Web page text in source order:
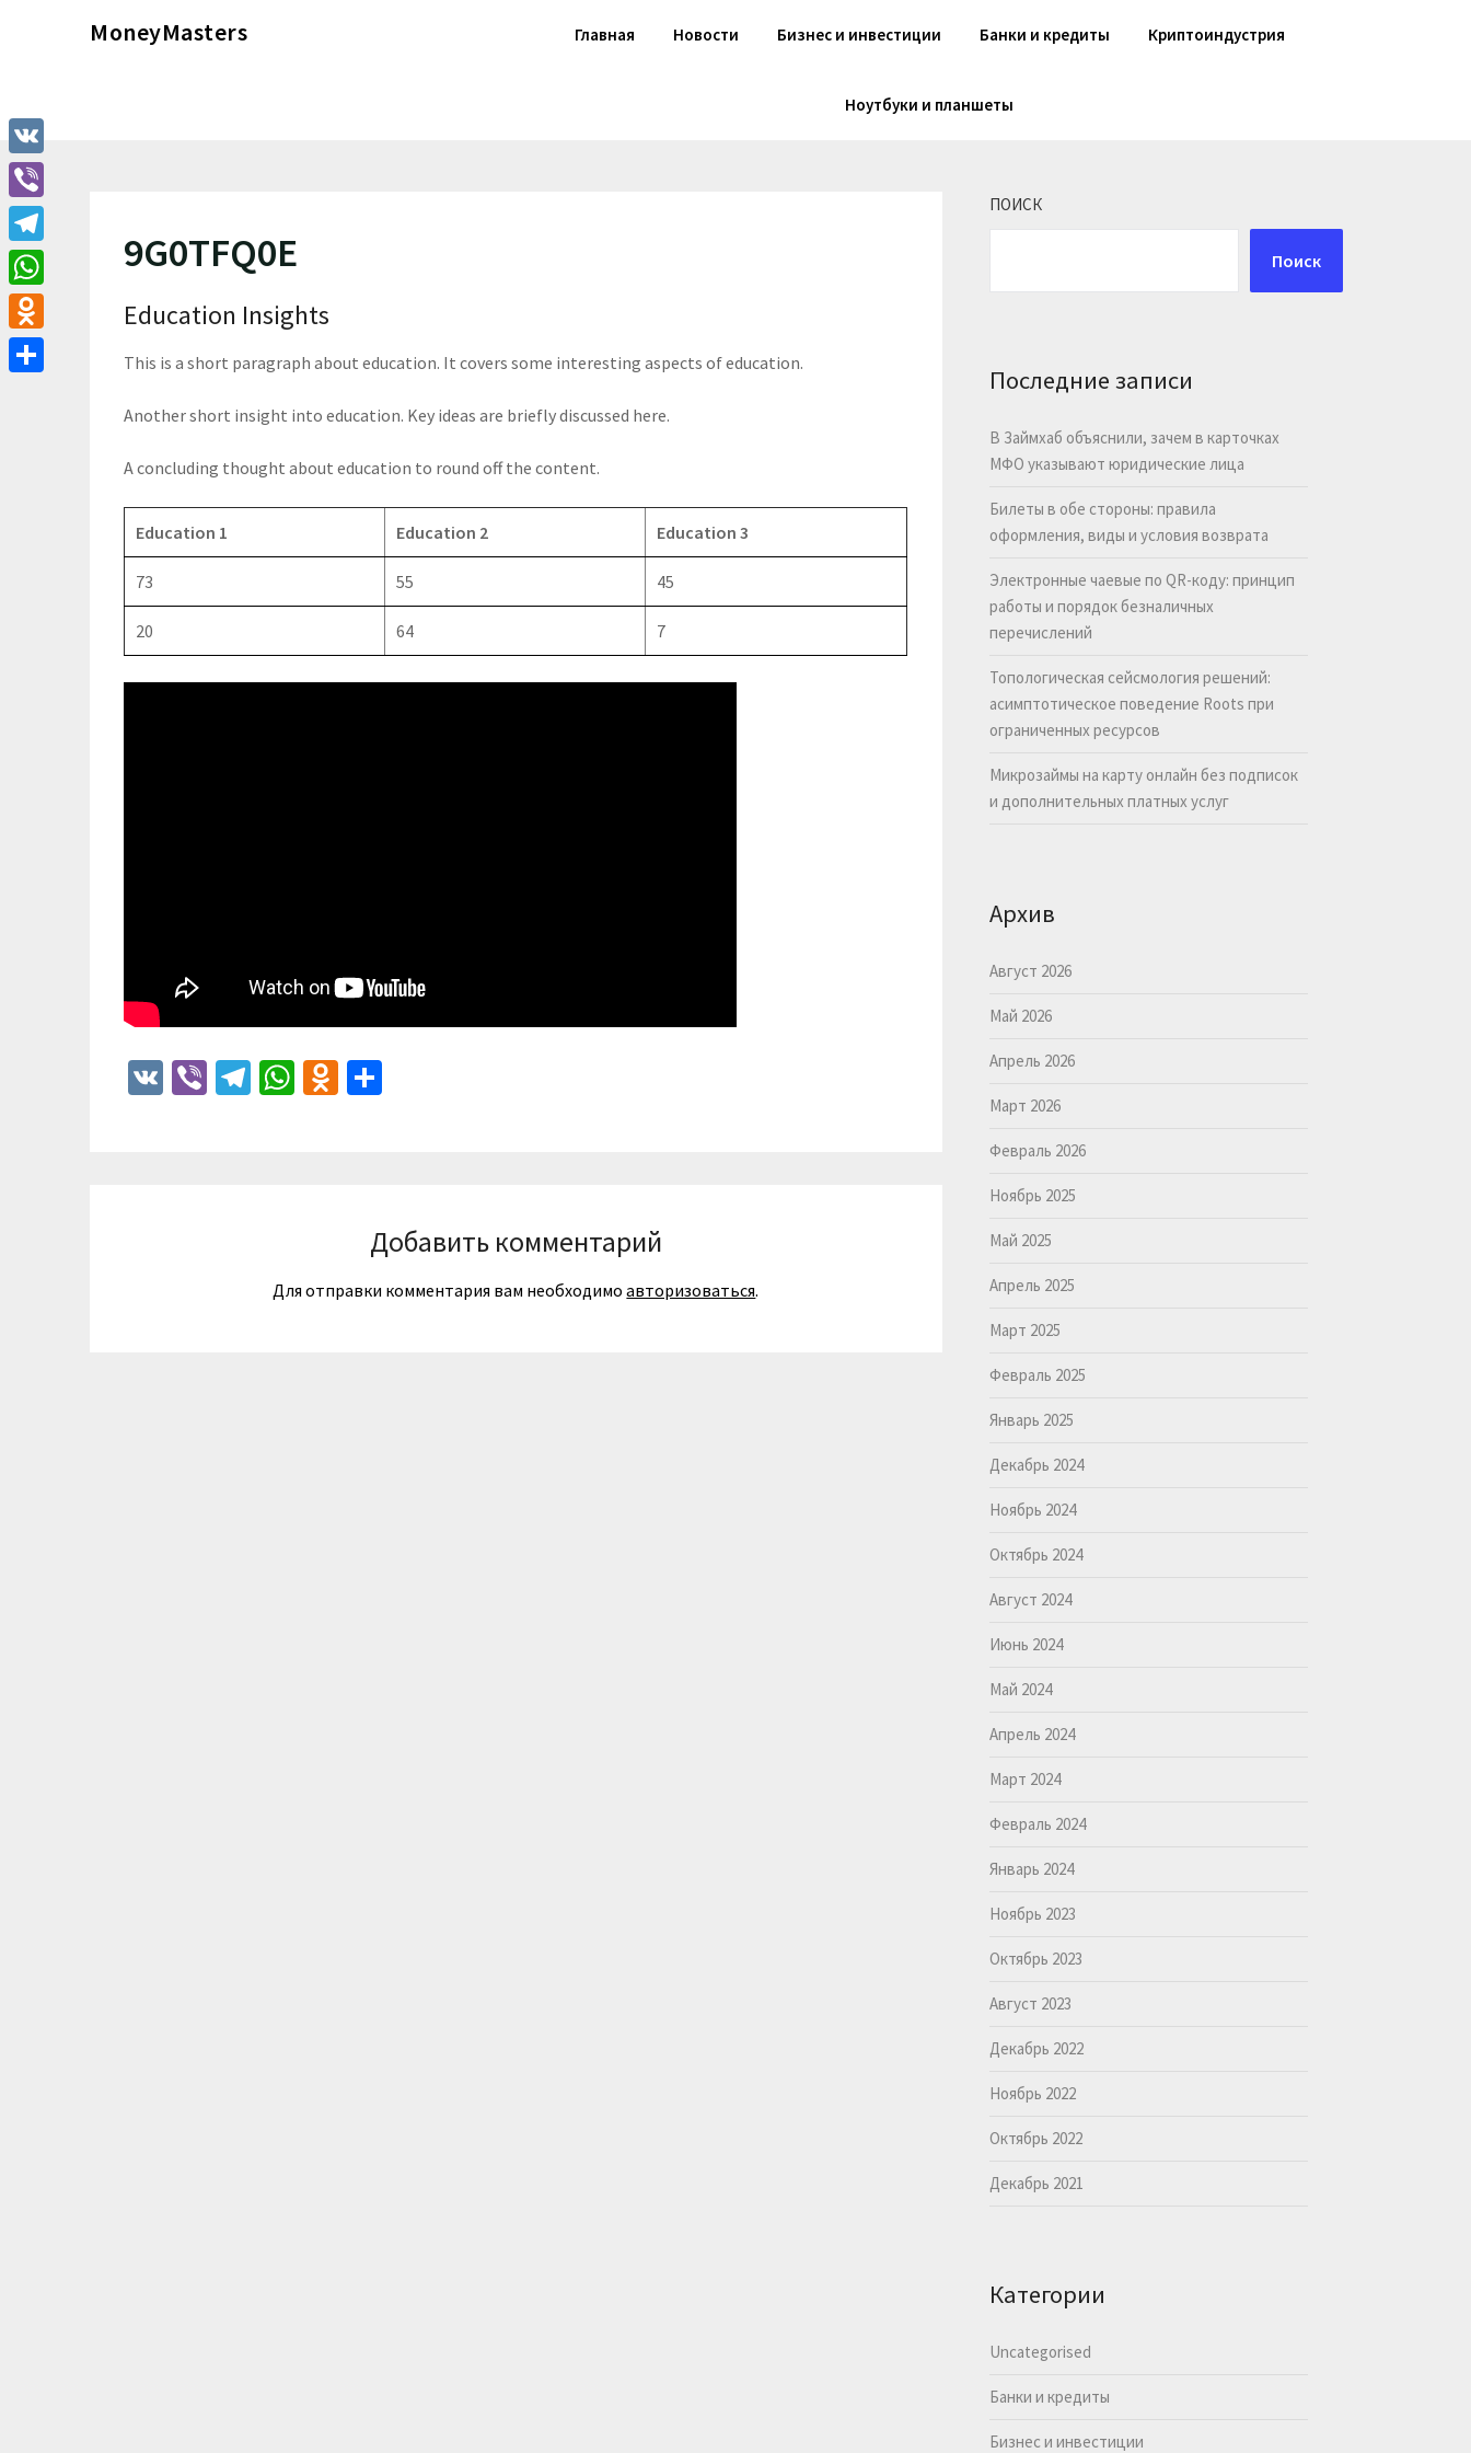
MoneyMasters Главная Новости Бизнес и инвестиции Банки и кредиты Криптоиндустрия
Ноутбуки и планшеты
9G0TFQ0E
Education Insights
This is a short paragraph about education. It covers some interesting aspects of education.
Another short insight into education. Key ideas are briefly discussed here.
A concluding thought about education to round off the content.
Education 1 Education 2 Education 3
73 55 45
20 64 7
VK ViberTelegram
WhatsApp
Odnoklassniki
Добавить комментарий
Для отправки комментария вам необходимоавторизоваться.
ПОИСК
Поиск
Последние записи
В Займхаб объяснили, зачем в карточках
МФО указывают юридические лица
Билеты в обе стороны: правила
оформления, виды и условия возврата
Электронные чаевые по QR-коду: принцип
работы и порядок безналичных
перечислений
Топологическая сейсмология решений:
асимптотическое поведение Roots при
ограниченных ресурсов
Микрозаймы на карту онлайн без подписок
и дополнительных платных услуг
Архив
Август 2026
Май 2026
Апрель 2026
Март 2026
Февраль 2026
Ноябрь 2025
Май 2025
Апрель 2025
Март 2025
Февраль 2025
Январь 2025
Декабрь 2024
Ноябрь 2024
Октябрь 2024
Август 2024
Июнь 2024
Май 2024
Апрель 2024
Март 2024
Февраль 2024
Январь 2024
Ноябрь 2023
Октябрь 2023
Август 2023
Декабрь 2022
Ноябрь 2022
Октябрь 2022
Декабрь 2021
Категории
Uncategorised
Банки и кредиты
Бизнес и инвестиции
VK
Viber
Telegram
WhatsApp
Odnoklassniki